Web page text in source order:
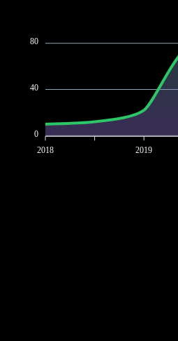
80
40
0
2018
2019